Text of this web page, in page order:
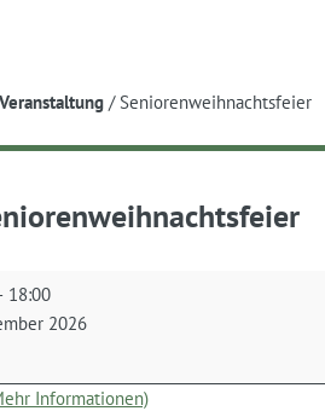
Veranstaltung / Seniorenweihnachtsfeier
18:00
2026
Informationen)